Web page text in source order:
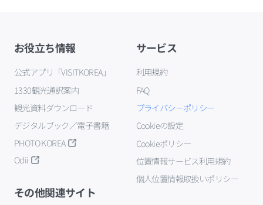
お役立ち情報
公式アプリ「VISITKOREA」
1330観光通訳案内
観光資料ダウンロード
デジタルブック／電子書籍
PHOTO KOREA
Odii
サービス
利用規約
FAQ
プライバシーポリシー
Cookieの設定
Cookieポリシー
位置情報サービス利用規約
個人位置情報取扱いポリシー
その他関連サイト